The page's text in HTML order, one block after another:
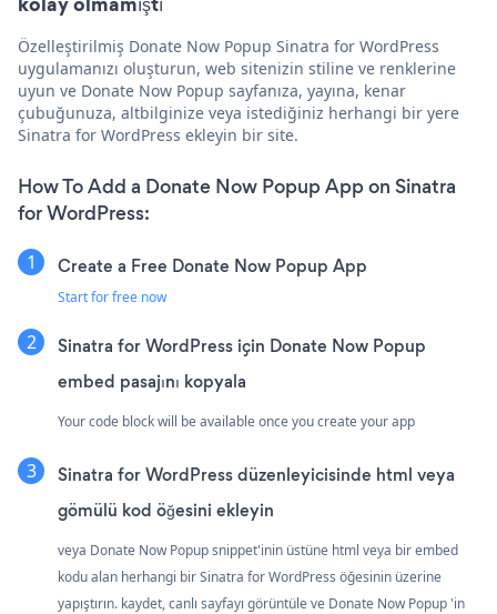
Özelleştirilmiş Donate Now Popup Sinatra for WordPress
uygulamanızı oluşturun, web sitenizin stiline ve renklerine
uyun ve Donate Now Popup sayfanıza, yayına, kenar
çubuğunuza, altbilginize veya istediğiniz herhangi bir yere
Sinatra for WordPress ekleyin bir site.
How To Add a Donate Now Popup App on Sinatra
for WordPress:
Create a Free Donate Now Popup App
Start for free now
Sinatra for WordPress için Donate Now Popup
embed pasajını kopyala
Your code block will be available once you create your app
Sinatra for WordPress düzenleyicisinde html veya
gömülü kod öğesini ekleyin
veya Donate Now Popup snippet'inin üstüne html veya bir embed
kodu alan herhangi bir Sinatra for WordPress öğesinin üzerine
yapıştırın. kaydet, canlı sayfayı görüntüle ve Donate Now Popup 'in